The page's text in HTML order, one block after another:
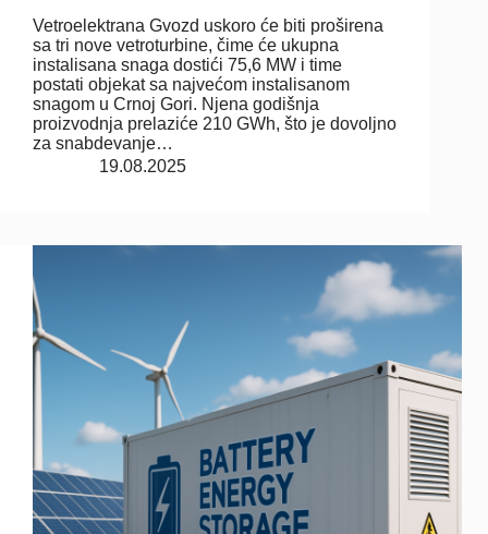
Vetroelektrana Gvozd uskoro će biti proširena
sa tri nove vetroturbine, čime će ukupna
instalisana snaga dostići 75,6 MW i time
postati objekat sa najvećom instalisanom
snagom u Crnoj Gori. Njena godišnja
proizvodnja prelaziće 210 GWh, što je dovoljno
za snabdevanje…
19.08.2025